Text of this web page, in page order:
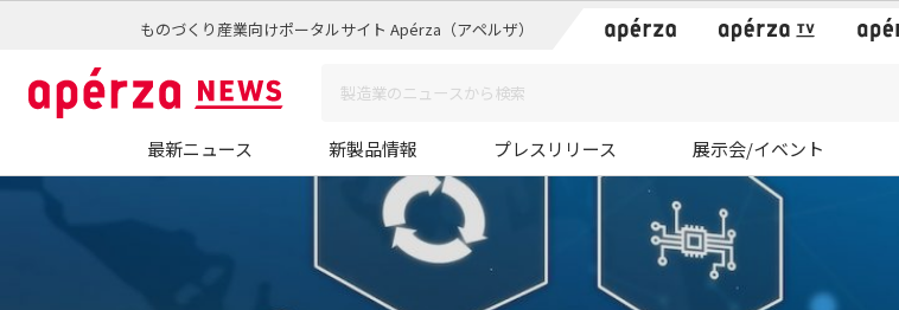
ものづくり産業向けポータルサイト Apérza（アペルザ）
最新ニュース 新製品情報 プレスリリース 展示会/イベント